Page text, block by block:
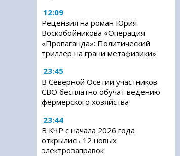
12:09
Рецензия на роман Юрия
Воскобойникова «Операция
«Пропаганда»: Политический
триллер на грани метафизики»
23:45
В Северной Осетии участников
СВО бесплатно обучат ведению
фермерского хозяйства
23:44
В КЧР с начала 2026 года
открылись 12 новых
электрозаправок